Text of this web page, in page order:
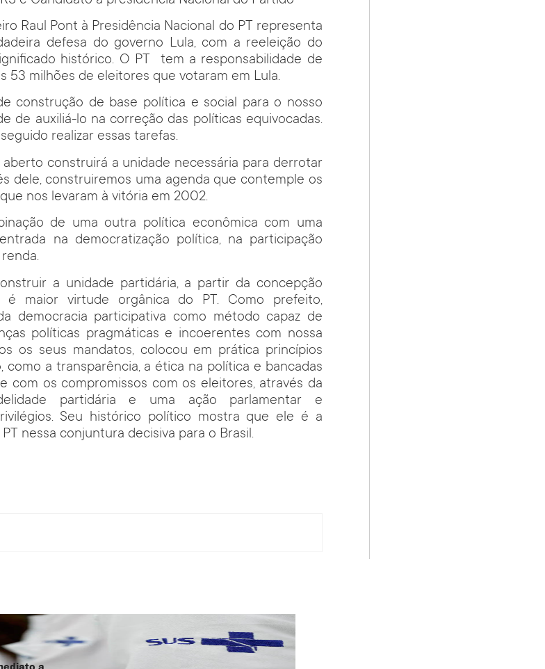
Raul Pont à Presidência Nacional do PT representa
defesa do governo Lula, com a reeleição do
histórico. O PT tem a responsabilidade de
53 milhões de eleitores que votaram em Lula.
construção de base política e social para o nosso
de auxiliá-lo na correção das políticas equivocadas.
realizar essas tarefas.
construirá a unidade necessária para derrotar
dele, construiremos uma agenda que contemple os
nos levaram à vitória em 2002.
de uma outra política econômica com uma
na democratização política, na participação
a unidade partidária, a partir da concepção
é maior virtude orgânica do PT. Como prefeito,
democracia participativa como método capaz de
políticas pragmáticas e incoerentes com nossa
os seus mandatos, colocou em prática princípios
a transparência, a ética na política e bancadas
com os compromissos com os eleitores, através da
partidária e uma ação parlamentar e
Seu histórico político mostra que ele é a
nessa conjuntura decisiva para o Brasil.